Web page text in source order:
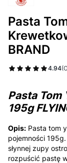
Pasta
BRAND
4.94
Pasta Tom
195g
Opis: Pasta tom
pojemności
słynnej zupy
rozpuścić pastę